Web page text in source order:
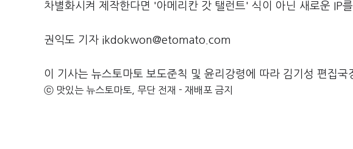
차별화시켜 제작한다면 '아메리칸 갓 탤런트' 식이 아닌 새로운 IP
권익도 기자 ikdokwon@etomato.com
이 기사는 뉴스토마토 보도준칙 및 윤리강령에 따라 김기성 편집국
ⓒ 맛있는 뉴스토마토, 무단 전재 - 재배포 금지